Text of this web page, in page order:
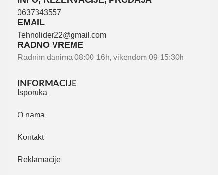
0637343557
EMAIL
Tehnolider22@gmail.com
RADNO VREME
Radnim danima 08:00-16h, vikendom 09-15:30h
INFORMACIJE
Isporuka
O nama
Kontakt
Reklamacije